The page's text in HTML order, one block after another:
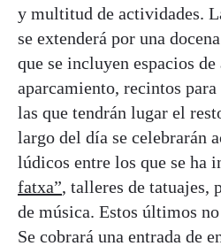
y multitud de actividades.
se extenderá por una
que se incluyen espacios de
aparcamiento, recintos
las que tendrán lugar el
largo del día se celebrarán
lúdicos entre los que se ha
fatxa”, talleres de tatuajes,
de música. Estos últimos
Se cobrará una entrada de